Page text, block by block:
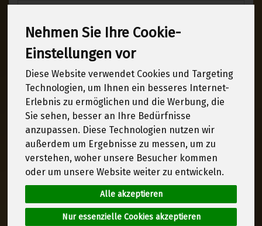
Nehmen Sie Ihre Cookie-
Einstellungen vor
Diese Website verwendet Cookies und Targeting
Technologien, um Ihnen ein besseres Internet-
Erlebnis zu ermöglichen und die Werbung, die
Sie sehen, besser an Ihre Bedürfnisse
anzupassen. Diese Technologien nutzen wir
außerdem um Ergebnisse zu messen, um zu
verstehen, woher unsere Besucher kommen
oder um unsere Website weiter zu entwickeln.
Alle akzeptieren
Nur essenzielle Cookies akzeptieren
Hartweizennudeln ohne Ei
2
Spezialnudeln
Hersteller Ernährung